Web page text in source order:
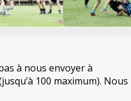
à nous envoyer à
100 maximum). Nous